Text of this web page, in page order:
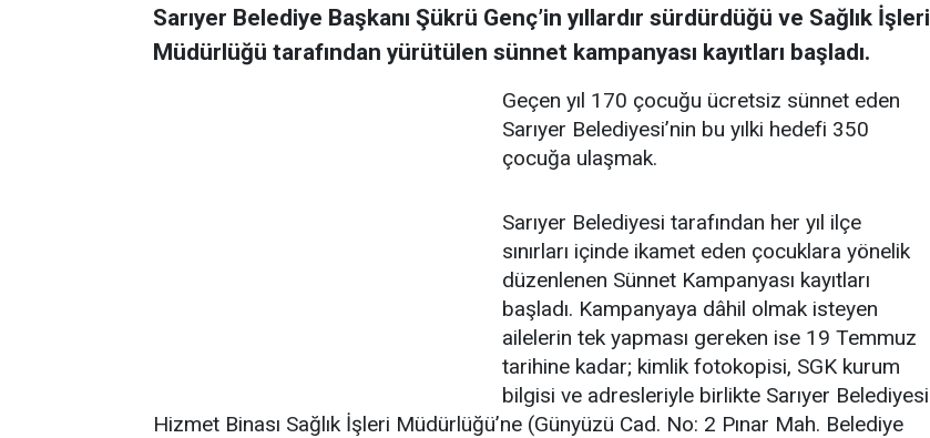
Sarıyer Belediye Başkanı Şükrü Genç’in yıllardır sürdürdüğü ve Sağlık İşleri
Müdürlüğü tarafından yürütülen sünnet kampanyası kayıtları başladı.
Geçen yıl 170 çocuğu ücretsiz sünnet eden
Sarıyer Belediyesi’nin bu yılki hedefi 350
çocuğa ulaşmak.
Sarıyer Belediyesi tarafından her yıl ilçe
sınırları içinde ikamet eden çocuklara yönelik
düzenlenen Sünnet Kampanyası kayıtları
başladı. Kampanyaya dâhil olmak isteyen
ailelerin tek yapması gereken ise 19 Temmuz
tarihine kadar; kimlik fotokopisi, SGK kurum
bilgisi ve adresleriyle birlikte Sarıyer Belediyesi
Hizmet Binası Sağlık İşleri Müdürlüğü’ne (Günyüzü Cad. No: 2 Pınar Mah. Belediye